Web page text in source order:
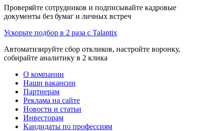
Проверяйте сотрудников и подписывайте кадровые
документы без бумаг и личных встреч
Ускорьте подбор в 2 раза с Talantix
Автоматизируйте сбор откликов, настройте воронку,
собирайте аналитику в 2 клика
О компании
Наши вакансии
Партнерам
Реклама на сайте
Новости и статьи
Инвесторам
Кандидаты по профессиям